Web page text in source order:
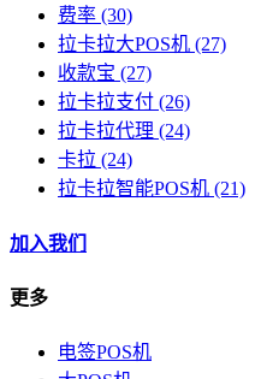
费率 (30)
拉卡拉大POS机 (27)
收款宝 (27)
拉卡拉支付 (26)
拉卡拉代理 (24)
卡拉 (24)
拉卡拉智能POS机 (21)
加入我们
更多
电签POS机